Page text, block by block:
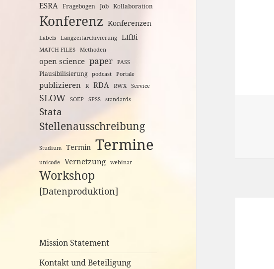
ESRA Fragebogen Job Kollaboration
Konferenz Konferenzen
Labels Langzeitarchivierung LIfBi
MATCH FILES Methoden
open science paper PASS
Plausibilisierung podcast Portale
publizieren R RDA RWX Service
SLOW SOEP SPSS standards
Stata
Stellenausschreibung
Studium Termin Termine
unicode Vernetzung webinar
Workshop
[Datenproduktion]
Mission Statement
Kontakt und Beteiligung